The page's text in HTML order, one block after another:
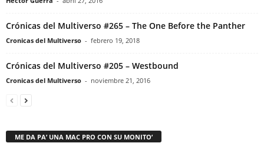
Crónicas del Multiverso #265 – The One Before the Panther
Cronicas del Multiverso - febrero 19, 2018
Crónicas del Multiverso #205 – Westbound
Cronicas del Multiverso - noviembre 21, 2016
ME DA PA’ UNA MAC PRO CON SU MONITO’